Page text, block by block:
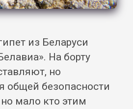
из Беларуси
На борту
но
общей безопасности
мало кто этим